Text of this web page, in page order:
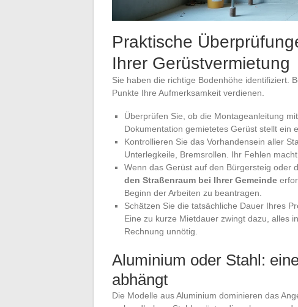
Praktische
Ihrer Gerüstvermietung
Sie haben die richtige Bodenhöhe identifiziert.
Punkte Ihre Aufmerksamkeit verdienen.
Überprüfen Sie, ob die Montageanleitung
Dokumentation gemietetes Gerüst stellt ein
Kontrollieren Sie das Vorhandensein aller
Unterlegkeile, Bremsrollen. Ihr Fehlen
Wenn das Gerüst auf den Bürgersteig oder
den Straßenraum bei Ihrer Gemeinde
Beginn der Arbeiten zu beantragen.
Schätzen Sie die tatsächliche Dauer Ihres
Eine zu kurze Mietdauer zwingt dazu, alles
Rechnung unnötig.
Aluminium oder Stahl:
abhängt
Die Modelle aus Aluminium dominieren das